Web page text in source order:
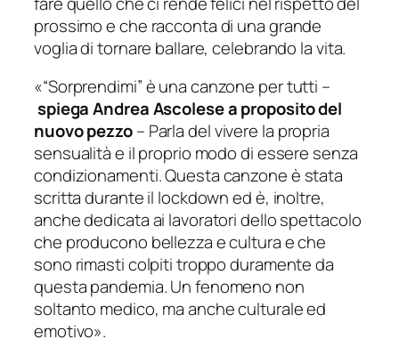
prossimo e che racconta di una grande
voglia di tornare ballare, celebrando la vita.
«“Sorprendimi” è una canzone per tutti –
spiega Andrea Ascolese a proposito del
nuovo pezzo– Parla del vivere la propria
sensualità e il proprio modo di essere senza
condizionamenti. Questa canzone è stata
scritta durante il lockdown ed è, inoltre,
anche dedicata ai lavoratori dello spettacolo
che producono bellezza e cultura e che
sono rimasti colpiti troppo duramente da
questa pandemia. Un fenomeno non
soltanto medico, ma anche culturale ed
emotivo».